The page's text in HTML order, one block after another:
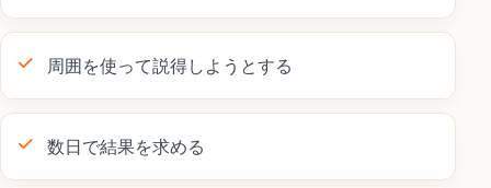
周囲を使って説得しようとする
数日で結果を求める